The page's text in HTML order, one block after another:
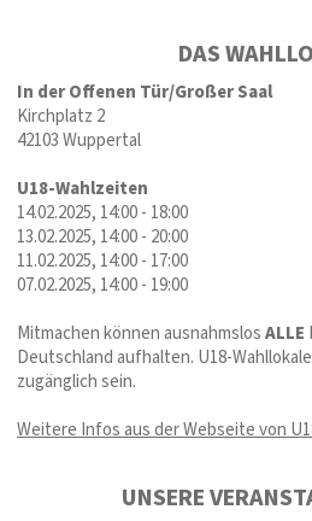
DAS
In der Offenen Tür/Großer Saal
Kirchplatz 2
42103 Wuppertal
U18-Wahlzeiten
14.02.2025, 14:00 - 18:00
13.02.2025, 14:00 - 20:00
11.02.2025, 14:00 - 17:00
07.02.2025, 14:00 - 19:00
Mitmachen können ausnahmslosALLE
Deutschland aufhalten. U18-
zugänglich sein.
Weitere Infos aus der Webseite von
UNSERE